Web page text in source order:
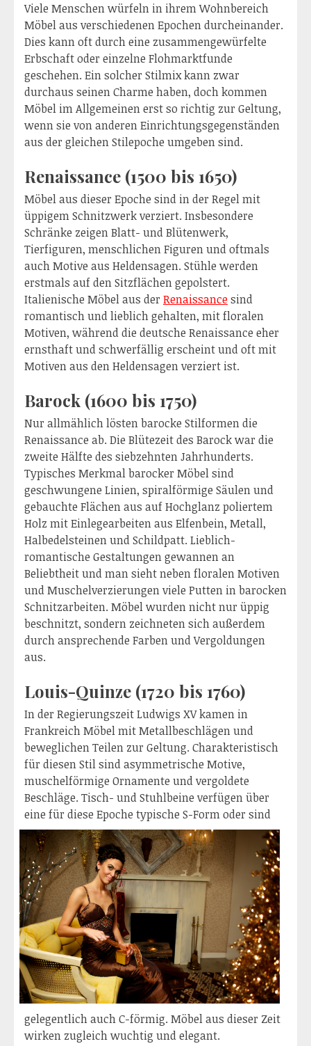
Viele Menschen würfeln in ihrem Wohnbereich
Möbel aus verschiedenen Epochen durcheinander.
Dies kann oft durch eine zusammengewürfelte
Erbschaft oder einzelne Flohmarktfunde
geschehen. Ein solcher Stilmix kann zwar
durchaus seinen Charme haben, doch kommen
Möbel im Allgemeinen erst so richtig zur Geltung,
wenn sie von anderen Einrichtungsgegenständen
aus der gleichen Stilepoche umgeben sind.
Renaissance (1500 bis 1650)
Möbel aus dieser Epoche sind in der Regel mit
üppigem Schnitzwerk verziert. Insbesondere
Schränke zeigen Blatt- und Blütenwerk,
Tierfiguren, menschlichen Figuren und oftmals
auch Motive aus Heldensagen. Stühle werden
erstmals auf den Sitzflächen gepolstert.
Italienische Möbel aus der Renaissancesind
romantisch und lieblich gehalten, mit floralen
Motiven, während die deutsche Renaissance eher
ernsthaft und schwerfällig erscheint und oft mit
Motiven aus den Heldensagen verziert ist.
Barock (1600 bis 1750)
Nur allmählich lösten barocke Stilformen die
Renaissance ab. Die Blütezeit des Barock war die
zweite Hälfte des siebzehnten Jahrhunderts.
Typisches Merkmal barocker Möbel sind
geschwungene Linien, spiralförmige Säulen und
gebauchte Flächen aus auf Hochglanz poliertem
Holz mit Einlegearbeiten aus Elfenbein, Metall,
Halbedelsteinen und Schildpatt. Lieblich-
romantische Gestaltungen gewannen an
Beliebtheit und man sieht neben floralen Motiven
und Muschelverzierungen viele Putten in barocken
Schnitzarbeiten. Möbel wurden nicht nur üppig
beschnitzt, sondern zeichneten sich außerdem
durch ansprechende Farben und Vergoldungen
aus.
Louis-Quinze (1720 bis 1760)
In der Regierungszeit Ludwigs XV kamen in
Frankreich Möbel mit Metallbeschlägen und
beweglichen Teilen zur Geltung. Charakteristisch
für diesen Stil sind asymmetrische Motive,
muschelförmige Ornamente und vergoldete
Beschläge. Tisch- und Stuhlbeine verfügen über
eine für diese Epoche typische S-Form oder sind
gelegentlich auch C-förmig. Möbel aus dieser Zeit
wirken zugleich wuchtig und elegant.